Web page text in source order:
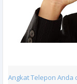
Angkat Telepon Anda